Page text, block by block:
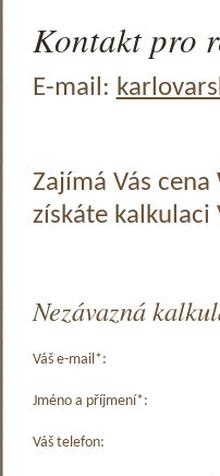
Kontakt pro
E-mail:
Zajímá Vás cena
získáte kalkulaci
Nezávazná
Váš e-mail*:
Jméno a příjmení*:
Váš telefon: